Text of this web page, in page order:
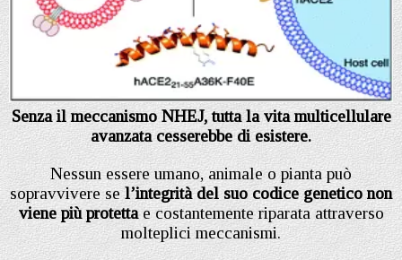
Senza il meccanismo NHEJ, tutta la vita multicellulare
avanzata cesserebbe di esistere.
Nessun essere umano, animale o pianta può
sopravvivere sel’integrità del suo codice genetico non
viene più protettae costantemente riparata attraverso
molteplici meccanismi.